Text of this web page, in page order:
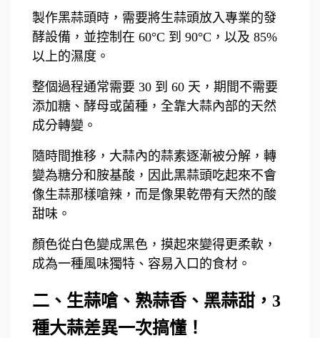
製作黑蒜頭時，需要將生蒜頭放入專業的發
酵設備，並控制在 60°C 到 90°C，以及 85%
以上的濕度。
整個過程通常需要 30 到 60 天，期間不需要
添加糖、酵母或菌種，全靠大蒜內部的天然
成分轉變。
隨時間推移，大蒜內的蒜素逐漸被分解，轉
變為糖分和胺基酸，因此黑蒜頭吃起來不會
像生蒜那樣嗆辣，而是像果乾帶有天然的酸
甜味。
顏色從白色變成黑色，摸起來變得更柔軟，
成為一種風味獨特、容易入口的食材。
二、生蒜嗆、熟蒜香、黑蒜甜，3
種大蒜差異一次搞懂！